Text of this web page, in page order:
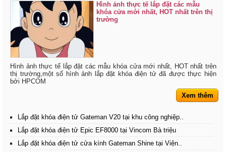
Hình ảnh thực tế lắp đặt các mẫu
khóa cửa mới nhất, HOT nhất trên thị
trường
Hình ảnh thực tế lắp đặt các mẫu khóa cửa mới nhất, HOT nhất trên
thị trường,một số hình ảnh lắp đặt khóa điện tử đã được thực hiện
bởi HPCOM
Xem thêm
Lắp đặt khóa điện tử Gateman V20 tại khu công nghiệp..
Lắp đặt khóa điện tử Epic EF8000 tại Vincom Bà triệu
Lắp đặt khóa điện tử cửa kính Gateman Shine tại Viện..